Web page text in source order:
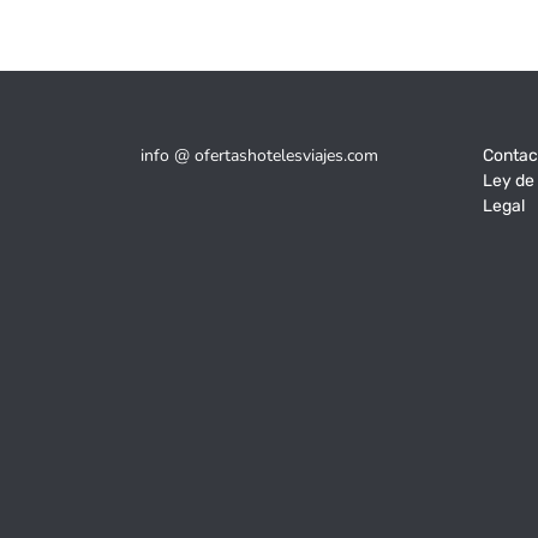
info @ ofertashotelesviajes.com
Ley
Legal